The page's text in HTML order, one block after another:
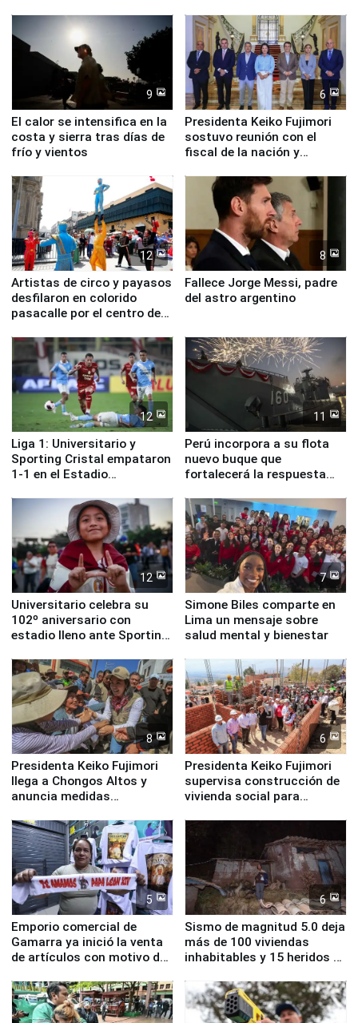
9
El calor se intensifica en la
costa y sierra tras días de
frío y vientos
6
Presidenta Keiko Fujimori
sostuvo reunión con el
fiscal de la nación y
12
Artistas de circo y payasos
desfilaron en colorido
pasacalle por el centro de
8
Fallece Jorge Messi, padre
del astro argentino
12
Liga 1: Universitario y
Sporting Cristal empataron
1-1 en el Estadio
11
Perú incorpora a su flota
nuevo buque que
fortalecerá la respuesta
12
Universitario celebra su
102º aniversario con
estadio lleno ante Sporting
7
Simone Biles comparte en
Lima un mensaje sobre
salud mental y bienestar
8
Presidenta Keiko Fujimori
llega a Chongos Altos y
anuncia medidas
educación, salud y empleo
6
Presidenta Keiko Fujimori
supervisa construcción de
vivienda social para
5
Emporio comercial de
Gamarra ya inició la venta
de artículos con motivo de
6
Sismo de magnitud 5.0 deja
más de 100 viviendas
inhabitables y 15 heridos en